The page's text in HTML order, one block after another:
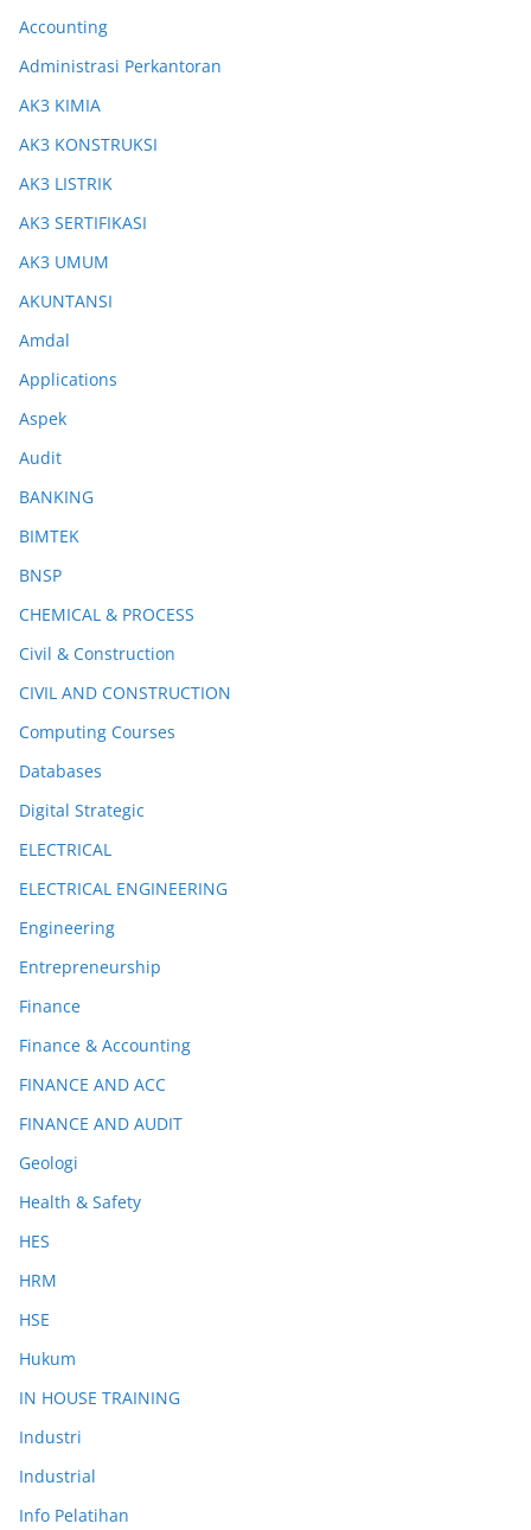
Accounting
Administrasi Perkantoran
AK3 KIMIA
AK3 KONSTRUKSI
AK3 LISTRIK
AK3 SERTIFIKASI
AK3 UMUM
AKUNTANSI
Amdal
Applications
Aspek
Audit
BANKING
BIMTEK
BNSP
CHEMICAL & PROCESS
Civil & Construction
CIVIL AND CONSTRUCTION
Computing Courses
Databases
Digital Strategic
ELECTRICAL
ELECTRICAL ENGINEERING
Engineering
Entrepreneurship
Finance
Finance & Accounting
FINANCE AND ACC
FINANCE AND AUDIT
Geologi
Health & Safety
HES
HRM
HSE
Hukum
IN HOUSE TRAINING
Industri
Industrial
Info Pelatihan